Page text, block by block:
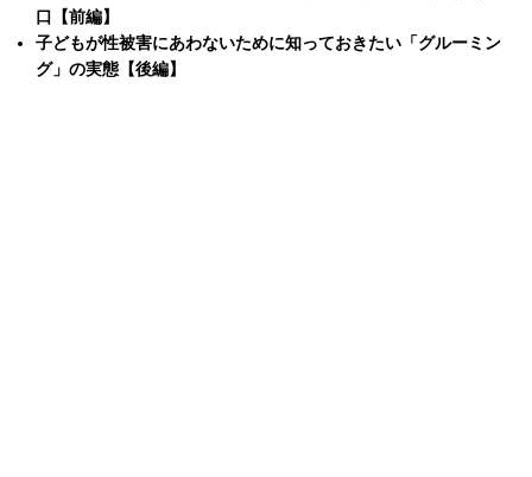
口【前編】
子どもが性被害にあわないために知っておきたい「グルーミン
グ」の実態【後編】